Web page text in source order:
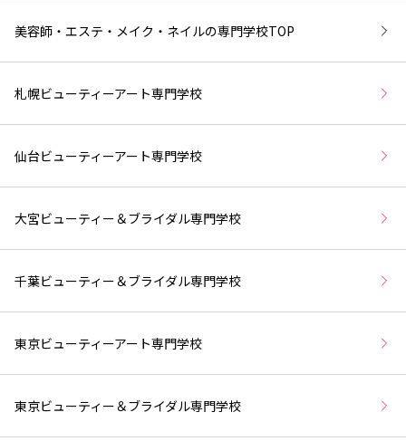
美容師・エステ・メイク・ネイルの専門学校TOP
札幌ビューティーアート専門学校
仙台ビューティーアート専門学校
大宮ビューティー＆ブライダル専門学校
千葉ビューティー＆ブライダル専門学校
東京ビューティーアート専門学校
東京ビューティー＆ブライダル専門学校